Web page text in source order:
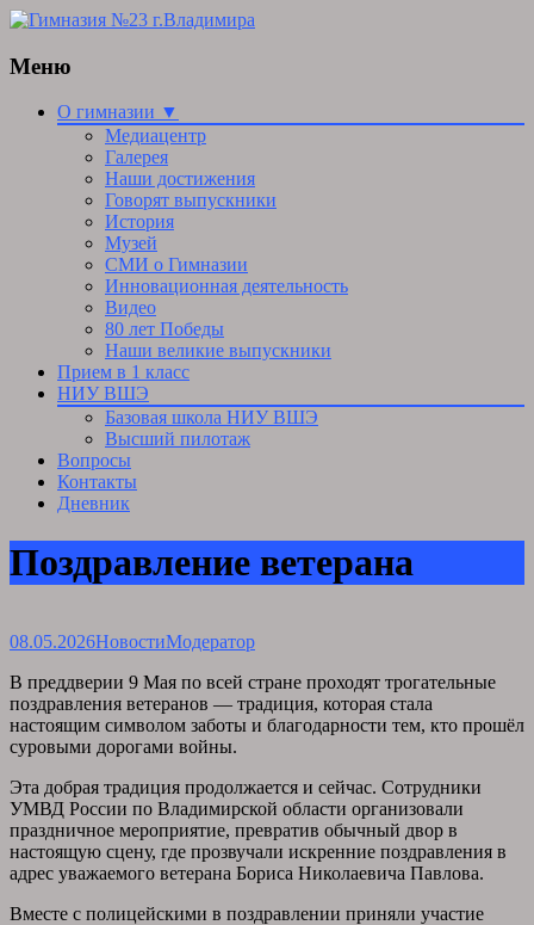
Меню
Skip
О гимназии ▼
Медиацентр
Галерея
Наши достижения
Говорят выпускники
История
Музей
СМИ о Гимназии
Инновационная деятельность
Видео
80 лет Победы
Наши великие выпускники
Прием в 1 класс
НИУ ВШЭ
Базовая школа НИУ ВШЭ
Высший пилотаж
Вопросы
Контакты
Дневник
Поздравление ветерана
08.05.2026НовостиМодератор
В преддверии 9 Мая по всей стране проходят трогательные
поздравления ветеранов — традиция, которая стала
настоящим символом заботы и благодарности тем, кто прошёл
суровыми дорогами войны.
Эта добрая традиция продолжается и сейчас. Сотрудники
УМВД России по Владимирской области организовали
праздничное мероприятие, превратив обычный двор в
настоящую сцену, где прозвучали искренние поздравления в
адрес уважаемого ветерана Бориса Николаевича Павлова.
Вместе с полицейскими в поздравлении приняли участие